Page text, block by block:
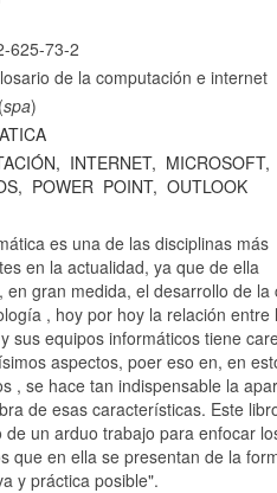
625-73-2
de la computación e internet
spa)
INTERNET, MICROSOFT,
POWER POINT, OUTLOOK
es una de las disciplinas más
en la actualidad, ya que de ella
en gran medida, el desarrollo de la
, hoy por hoy la relación entre
sus equipos informáticos tiene
aspectos, poer eso en, en
, se hace tan indispensable la
de esas características. Este
de un arduo trabajo para enfocar
que en ella se presentan de la
y práctica posible".